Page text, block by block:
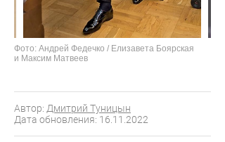
Фото: Андрей Федечко / Елизавета Боярская
и Максим Матвеев
Автор: Дмитрий Туницын
Дата обновления: 16.11.2022